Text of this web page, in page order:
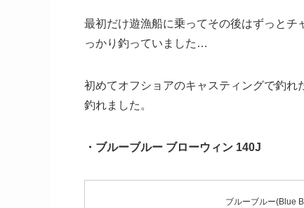
最初だけ遊漁船に乗ってその後はずっと
っかり釣っていました…
初めてオフショアのキャスティングで釣
釣れました。
・ブルーブルー ブローウィン 140J
ブルーブルー(Blue